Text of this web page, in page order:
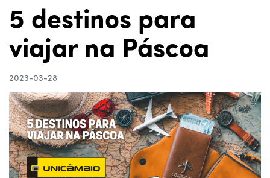
5 destinos para
viajar na Páscoa
2023-03-28